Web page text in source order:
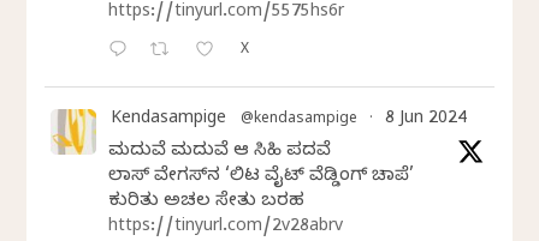
https://tinyurl.com/5575hs6r
X
Kendasampige @kendasampige · 8 Jun 2024
ಮದುವೆ ಮದುವೆ ಆ ಸಿಹಿ ಪದವೆ
ಲಾಸ್‌ ವೇಗಸ್‌ನ ‘ಲಿಟಲ್ ವೈಟ್ ವೆಡ್ಡಿಂಗ್ ಚಾಪೆಲ್’
ಕುರಿತು ಅಚಲ ಸೇತು ಬರಹ
https://tinyurl.com/2v28abrv